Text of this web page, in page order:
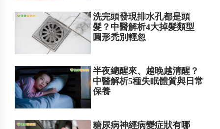
洗完頭發現排水孔都是頭
髮？中醫解析4大掉髮類型
圓形禿別輕忽
半夜總醒來、越晚越清醒？
中醫解析5種失眠體質與日常
保養
糖尿病神經病變症狀有哪